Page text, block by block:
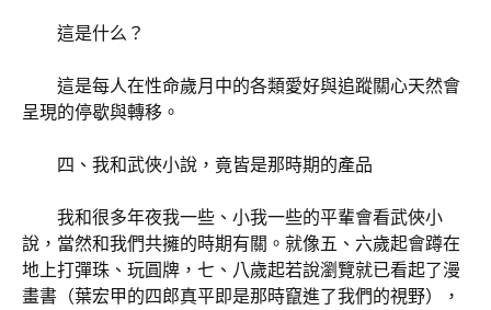
這是什么？
這是每人在性命歲月中的各類愛好與追蹤關心天然會
呈現的停歇與轉移。
四、我和武俠小說，竟皆是那時期的產品
我和很多年夜我一些、小我一些的平輩會看武俠小
說，當然和我們共擁的時期有關。就像五、六歲起會蹲在
地上打彈珠、玩圓牌，七、八歲起若說瀏覽就已看起了漫
畫書（葉宏甲的四郎真平即是那時竄進了我們的視野），